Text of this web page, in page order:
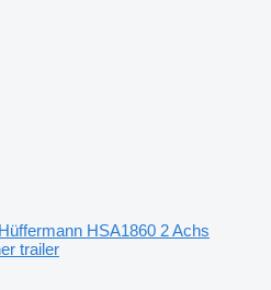
Hüffermann HSA1860 2 Achs
trailer